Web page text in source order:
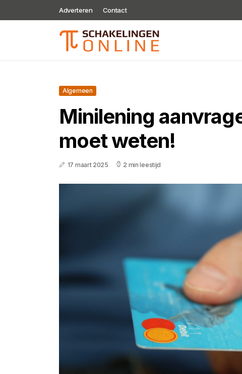
Adverteren Contact
Algemeen
Minilening
moet weten!
17 maart 2025 2 min leestijd